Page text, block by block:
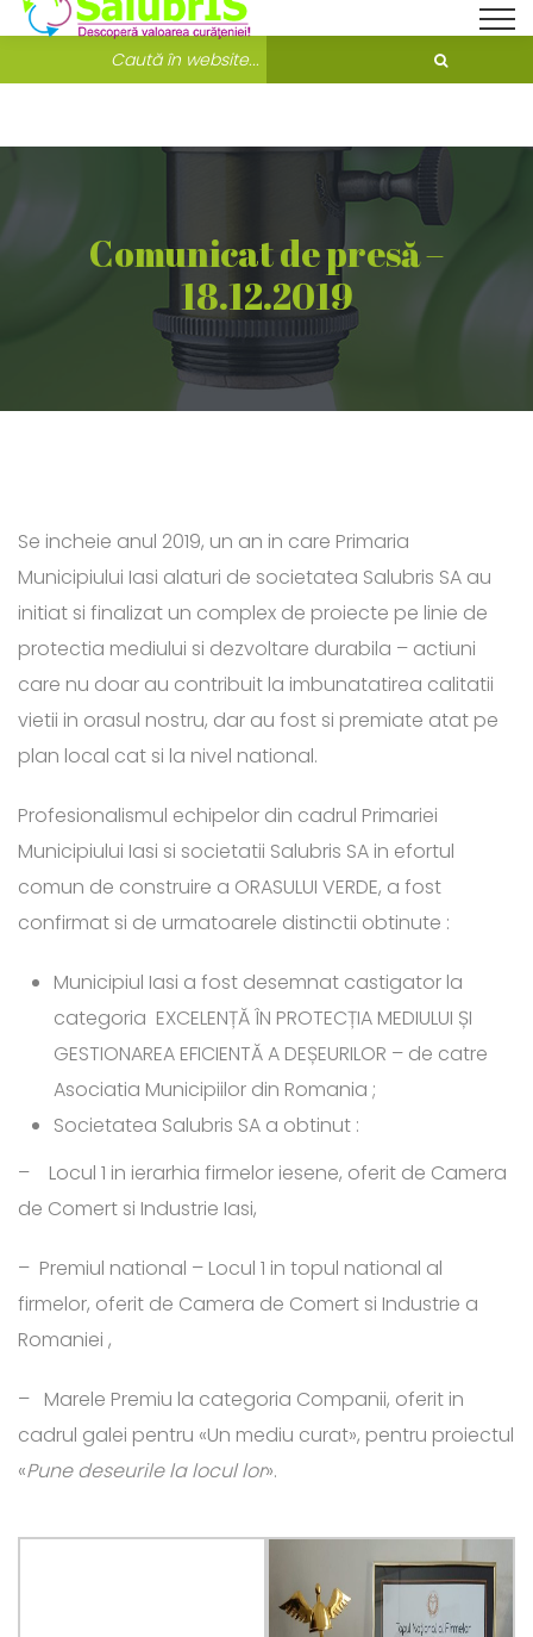
Bine ati venit pe Salubris.ro! Unde ne găsești?
Comunicat de presă –
18.12.2019
Se incheie anul 2019, un an in care Primaria
Municipiului Iasi alaturi de societatea Salubris SA au
initiat si finalizat un complex de proiecte pe linie de
protectia mediului si dezvoltare durabila – actiuni
care nu doar au contribuit la imbunatatirea calitatii
vietii in orasul nostru, dar au fost si premiate atat pe
plan local cat si la nivel national.
Profesionalismul echipelor din cadrul Primariei
Municipiului Iasi si societatii Salubris SA in efortul
comun de construire a ORASULUI VERDE, a fost
confirmat si de urmatoarele distinctii obtinute :
Municipiul Iasi a fost desemnat castigator la
categoria EXCELENȚĂ ÎN PROTECȚIA MEDIULUI ȘI
GESTIONAREA EFICIENTĂ A DEȘEURILOR – de catre
Asociatia Municipiilor din Romania ;
Societatea Salubris SA a obtinut :
– Locul 1 in ierarhia firmelor iesene, oferit de Camera
de Comert si Industrie Iasi,
– Premiul national – Locul 1 in topul national al
firmelor, oferit de Camera de Comert si Industrie a
Romaniei ,
– Marele Premiu la categoria Companii, oferit in
cadrul galei pentru «Un mediu curat», pentru proiectul
«Pune deseurile la locul lor».